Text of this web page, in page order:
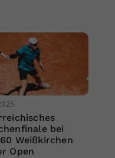
bei
Weißkirchen
Open